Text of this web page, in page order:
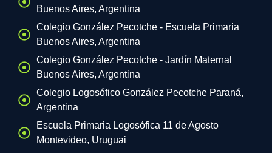
Buenos Aires, Argentina
Colegio González Pecotche - Escuela Primaria
Buenos Aires, Argentina
Colegio González Pecotche - Jardín Maternal
Buenos Aires, Argentina
Colegio Logosófico González Pecotche Paraná,
Argentina
Escuela Primaria Logosófica 11 de Agosto
Montevideo, Uruguai